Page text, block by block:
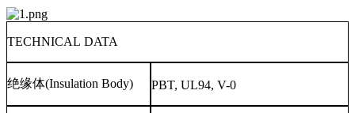
TECHNICAL DATA
绝缘体(Insulation Body) PBT, UL94, V-0